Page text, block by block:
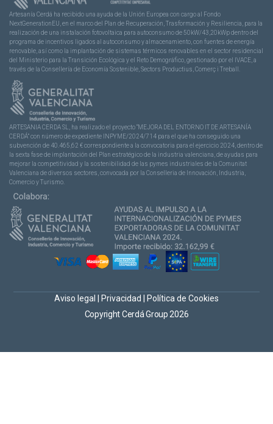
Artesanía Cerdá ha recibido una ayuda de la Unión Europea con cargo al Fondo
NextGenerationEU, en el marco del Plan de Recuperación, Trasformación y Resiliencia, para la
realización de una instalación fotovoltaica para autoconsumo de 50kW/43,20kWp dentro del
programa de incentivos ligados al autoconsumo y almacenamiento, con fuentes de energía
renovable, así como la implantación de sistemas térmicos renovables en el sector residencial
del Ministerio para la Transición Ecológica y el Reto Demográfico, gestionado por el IVACE, a
través de la Consellería de Economía Sostenible, Sectors Productius, Comerç i Treball.
ARTESANIA CERDA SL, ha realizado el proyecto “MEJORA DEL ENTORNO IT DE ARTESANÍA
CERDÁ” con número de expediente INPYME/2024/714 para el que ha conseguido una
subvención de 40.465,62 € correspondiente a la convocatoria para el ejercicio 2024, dentro de
la sexta fase de implantación del Plan estratégico de la industria valenciana, de ayudas para
mejorar la competitividad y la sostenibilidad de las pymes industriales de la Comunitat
Valenciana de diversos sectores, convocada por la Conselleria de Innovación, Industria,
Comercio y Turismo.
Copyright Cerdá Group 2026
Aviso legal Privacidad Política de Cookies